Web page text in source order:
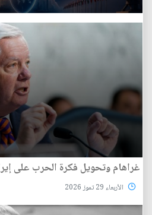
غراهام وتحويل فكرة الحرب على
الأربعاء 29 تموز 2026